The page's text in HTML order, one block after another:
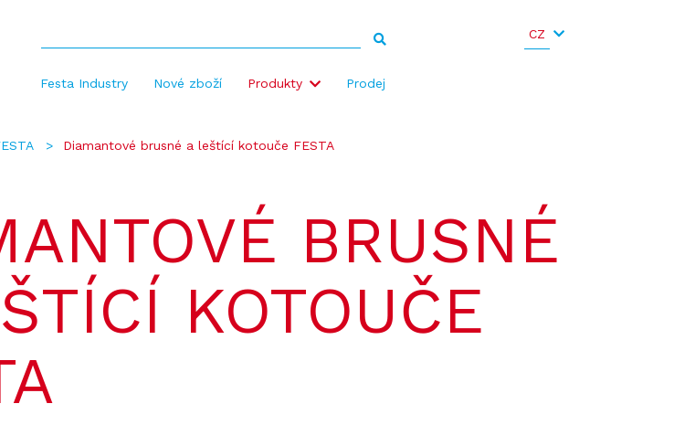
Festa Industry Nové zboží Produkty Prodej
CZ
Diamantové brusné a leštící kotouče FESTA
BRUSNÉ
KOTOUČE